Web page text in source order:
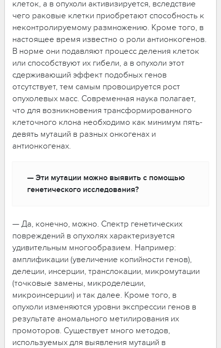
клеток, а в опухоли активизируется, вследствие
чего раковые клетки приобретают способность к
неконтролируемому размножению. Кроме того, в
настоящее время известно о роли антионкогенов.
В норме они подавляют процесс деления клеток
или способствуют их гибели, а в опухоли этот
сдерживающий эффект подобных генов
отсутствует, тем самым провоцируется рост
опухолевых масс. Современная наука полагает,
что для возникновения трансформированного
клеточного клона необходимо как минимум пять-
девять мутаций в разных онкогенах и
антионкогенах.
— Эти мутации можно выявить с помощью
генетического исследования?
— Да, конечно, можно. Спектр генетических
повреждений в опухолях характеризуется
удивительным многообразием. Например:
амплификации (увеличение копийности генов),
делеции, инсерции, транслокации, микромутации
(точковые замены, микроделеции,
микроинсерции) и так далее. Кроме того, в
опухоли изменяются уровни экспрессии генов в
результате аномального метилирования их
промоторов. Существует много методов,
используемых для выявления мутаций в